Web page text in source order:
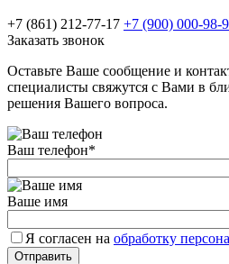
+7 (861) 212-77-17 +7 (900) 000-98-
Заказать звонок
Оставьте Ваше сообщение и
специалисты свяжутся с Вами в
решения Вашего вопроса.
Ваш телефон*
Ваше имя
Я согласен на обработку